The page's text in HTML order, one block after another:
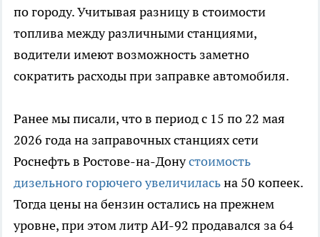
по городу. Учитывая разницу в стоимости
топлива между различными станциями,
водители имеют возможность заметно
сократить расходы при заправке автомобиля.
Ранее мы писали, что в период с 15 по 22 мая
2026 года на заправочных станциях сети
Роснефть в Ростове-на-Донустоимость
дизельного горючего увеличиласьна 50 копеек.
Тогда цены на бензин остались на прежнем
уровне, при этом литр АИ-92 продавался за 64